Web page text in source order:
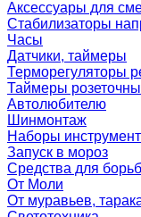
Аксессуары для
Стабилизаторы
Часы
Датчики, таймеры
Терморегуляторы
Таймеры
Автолюбителю
Шинмонтаж
Наборы
Запуск в мороз
Средства для
От Моли
От муравьев,